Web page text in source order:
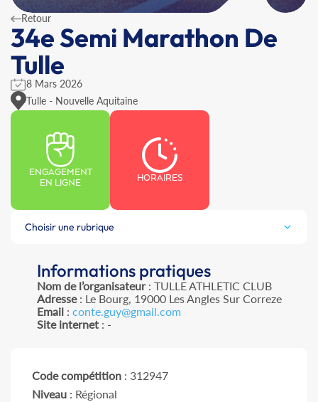
Retour
34e Semi Marathon De
Tulle
8 Mars 2026
Tulle - Nouvelle Aquitaine
ENGAGEMENT
EN LIGNE
HORAIRES
Choisir une rubrique
Informations pratiques
Nom de l’organisateur: TULLE ATHLETIC CLUB
Adresse: Le Bourg, 19000 Les Angles Sur Correze
Email: conte.guy@gmail.com
Site internet: -
Code compétition : 312947
Niveau : Régional